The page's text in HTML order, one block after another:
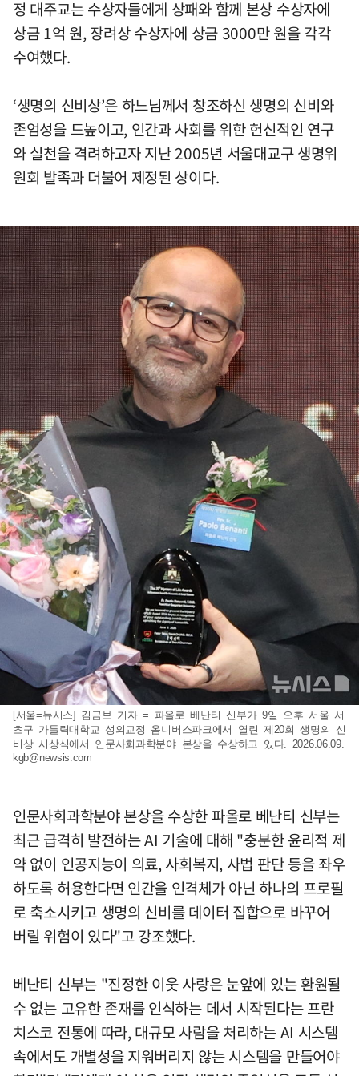
정 대주교는 수상자들에게 상패와 함께 본상 수상자에
상금 1억 원, 장려상 수상자에 상금 3000만 원을 각각
수여했다.
‘생명의 신비상’은 하느님께서 창조하신 생명의 신비와
존엄성을 드높이고, 인간과 사회를 위한 헌신적인 연구
와 실천을 격려하고자 지난 2005년 서울대교구 생명위
원회 발족과 더불어 제정된 상이다.
[서울=뉴시스] 김금보 기자 = 파올로 베난티 신부가 9일 오후 서울 서
초구 가톨릭대학교 성의교정 옴니버스파크에서 열린 제20회 생명의 신
비상 시상식에서 인문사회과학분야 본상을 수상하고 있다. 2026.06.09.
kgb@newsis.com
인문사회과학분야 본상을 수상한 파올로 베난티 신부는
최근 급격히 발전하는 AI 기술에 대해 "충분한 윤리적 제
약 없이 인공지능이 의료, 사회복지, 사법 판단 등을 좌우
하도록 허용한다면 인간을 인격체가 아닌 하나의 프로필
로 축소시키고 생명의 신비를 데이터 집합으로 바꾸어
버릴 위험이 있다"고 강조했다.
베난티 신부는 "진정한 이웃 사랑은 눈앞에 있는 환원될
수 없는 고유한 존재를 인식하는 데서 시작된다는 프란
치스코 전통에 따라, 대규모 사람을 처리하는 AI 시스템
속에서도 개별성을 지워버리지 않는 시스템을 만들어야